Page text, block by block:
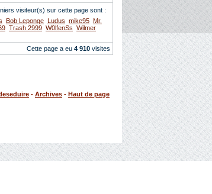
visiteur(s) sur cette page sont :
Bob Leponge Ludus mike95 Mr.
Trash 2999 W0lfenSs Wilmer
Cette page a eu 4 910 visites
- Archives - Haut de page